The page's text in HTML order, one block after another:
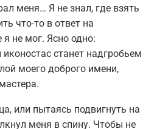
меня… Я не знал, где взять
что-то в ответ на
не мог. Ясно одно:
станет надгробьем
моего доброго имени,
или пытаясь подвигнуть на
меня в спину. Чтобы не